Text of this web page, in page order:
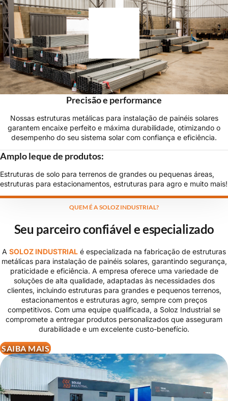
Precisão e performance
Nossas estruturas metálicas para instalação de painéis solares
garantem encaixe perfeito e máxima durabilidade, otimizando o
desempenho do seu sistema solar com confiança e eficiência.
Amplo leque de produtos:
Estruturas de solo para terrenos de grandes ou pequenas áreas,
estruturas para estacionamentos, estruturas para agro e muito mais!
QUEM É A SOLOZ INDUSTRIAL?
Seu parceiro confiável e especializado
A SOLOZ INDUSTRIAL é especializada na fabricação de estruturas
metálicas para instalação de painéis solares, garantindo segurança,
praticidade e eficiência. A empresa oferece uma variedade de
soluções de alta qualidade, adaptadas às necessidades dos
clientes, incluindo estruturas para grandes e pequenos terrenos,
estacionamentos e estruturas agro, sempre com preços
competitivos. Com uma equipe qualificada, a Soloz Industrial se
compromete a entregar produtos personalizados que asseguram
durabilidade e um excelente custo-benefício.
SAIBA MAIS